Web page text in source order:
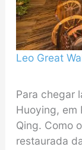
Leo Great
Para chegar
Huoying, em
Qing. Como
restaurada